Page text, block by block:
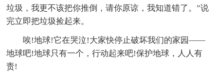
垃圾，我更不该把你推倒，请你原谅，我知道错了。”说
完立即把垃圾捡起来。
唉!地球!它在哭泣!大家快停止破坏我们的家园——
地球吧!地球只有一个，行动起来吧!保护地球，人人有
责!